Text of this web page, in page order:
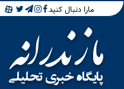
مارا دنبال کنید